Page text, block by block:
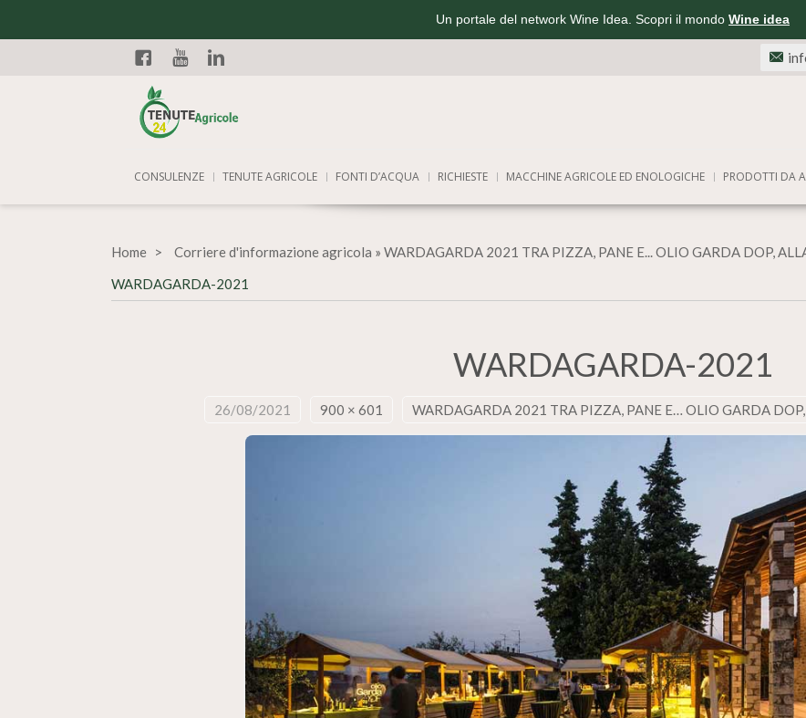
Un portale del network Wine Idea. Scopri il mondo Wine idea
Facebook
CONSULENZE TENUTE AGRICOLE FONTI D’ACQUA RICHIESTE MACCHINE AGRICOLE ED ENOLOGICHE PRODOTTI DA
Home Corriere d'informazione agricola » WARDAGARDA 2021 TRA PIZZA, PANE E... OLIO GARDA DOP,
WARDAGARDA-2021
WARDAGARDA-2021
26/08/2021 900 × 601 WARDAGARDA 2021 TRA PIZZA, PANE E… OLIO GARDA